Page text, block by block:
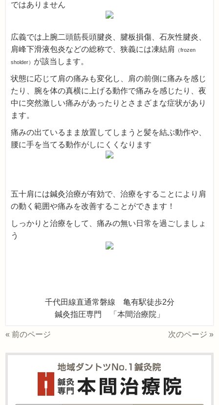
ではありません
広義では上腕二頭筋長頭腱炎、腱板損傷、石灰性腱炎、
肩峰下滑液包炎などの総称で、狭義には凍結肩
（frozen
sholder） が該当します。
状態に応じて肩の痛みも変化し、肩の前側に痛みを感じ
たり、腕を体の真横に上げる動作で痛みを感じたり、夜
中に突然激しい痛みがあったりとさまざまな症状があり
ます。
痛みの出ているまま放置してしまうと髪を結ぶ動作や、
腰に手を当てる動作がしにくくなります
五十肩には鍼灸治療が有効で、治療をすることにより肩
の動く範囲や痛みを改善することができます！
しっかりと治療をして、痛みの無い日常を過ごしましょ
う
千代田線直通常磐線 亀有駅徒歩2分
鍼灸指圧専門 「本間治療院」
« 前のページ 次のページ »